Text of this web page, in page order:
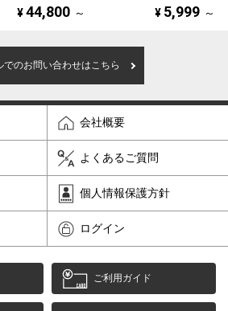
¥44,800 ～ ¥ 5,999 ～
でのお問い合わせはこちら
会社概要
よくあるご質問
個人情報保護方針
ログイン
ご利用ガイド